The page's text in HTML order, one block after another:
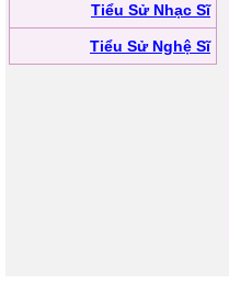
Tiểu Sử Nhạc Sĩ
Tiểu Sử Nghệ Sĩ